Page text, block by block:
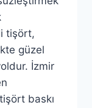
tişört,
güzel
İzmir
baskı